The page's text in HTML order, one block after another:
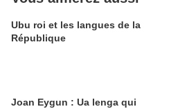
Ubu roi et les langues de la
République
Joan Eygun : Ua lenga qui